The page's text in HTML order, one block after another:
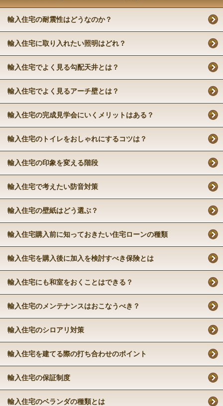
輸入住宅の耐震性はどうなのか？
輸入住宅に取り入れたい照明はどれ？
輸入住宅でよく見る勾配天井とは？
輸入住宅でよく見るアーチ壁とは？
輸入住宅の完成見学会にいくメリットはある？
輸入住宅のトイレをおしゃれにするコツは？
輸入住宅の印象を変える階段
輸入住宅で考えたい防音対策
輸入住宅の壁紙はどう選ぶ？
輸入住宅購入前に知っておきたい住宅ローンの種類
輸入住宅を購入後に加入を検討すべき保険とは
輸入住宅にも和室をおくことはできる？
輸入住宅のメンテナンスはおこなうべき？
輸入住宅のシロアリ対策
輸入住宅を建てる際の打ち合わせのポイント
輸入住宅の保証制度
輸入住宅のベランダの種類とは